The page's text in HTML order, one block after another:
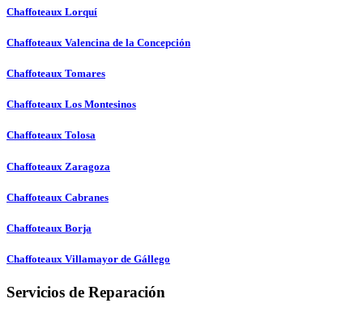
Chaffoteaux Lorquí
Chaffoteaux Valencina de la Concepción
Chaffoteaux Tomares
Chaffoteaux Los Montesinos
Chaffoteaux Tolosa
Chaffoteaux Zaragoza
Chaffoteaux Cabranes
Chaffoteaux Borja
Chaffoteaux Villamayor de Gállego
Servicios de Reparación